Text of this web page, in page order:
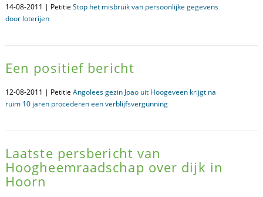
14-08-2011 | Petitie Stop het misbruik van persoonlijke gegevens
door loterijen
Een positief bericht
12-08-2011 | Petitie Angolees gezin Joao uit Hoogeveen krijgt na
ruim 10 jaren procederen een verblijfsvergunning
Laatste persbericht van
Hoogheemraadschap over dijk in
Hoorn